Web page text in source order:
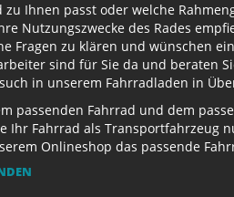
Ihnen passt oder welche
Nutzungszwecke des Rades
Fragen zu klären und wünschen
sind für Sie da und beraten
in unserem Fahrradladen in
passenden Fahrrad und dem
Ihr Fahrrad als Transportfahrzeug
Onlineshop das passende